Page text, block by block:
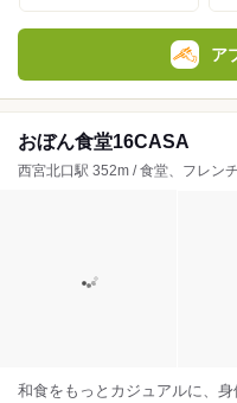
ア
おぼん食堂16CASA
西宮北口駅 352m / 食堂、フレン
和食をもっとカジュアルに、